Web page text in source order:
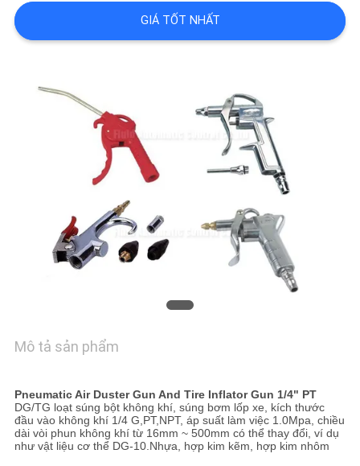
KIỂM
SOÁT
LƯỢNG
CHÚNG
BÁO
VR
SHOW
GIÁ TỐT NHẤT
Mô tả sản phẩm
Pneumatic Air Duster Gun And Tire Inflator Gun 1/4" PT
DG/TG loạt súng bột không khí, súng bơm lốp xe, kích thước
đầu vào không khí 1/4 G,PT,NPT, áp suất làm việc 1.0Mpa, chiều
dài vòi phun không khí từ 16mm ~ 500mm có thể thay đổi, ví dụ
như vật liệu cơ thể DG-10.Nhựa, hợp kim kẽm, hợp kim nhôm